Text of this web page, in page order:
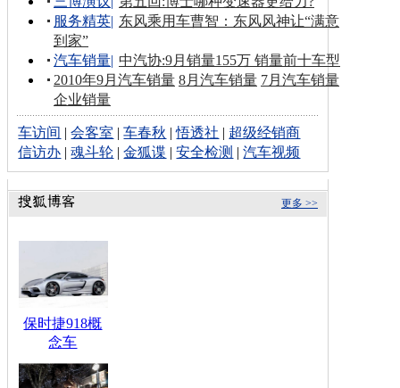
服务精英| 东风乘用车曹智：东风风神让“满意
到家”
汽车销量| 中汽协:9月销量155万 销量前十车型
2010年9月汽车销量 8月汽车销量 7月汽车销量
企业销量
车访间 |会客室 |车春秋 |悟透社 | 超级经销商
信访办 |魂斗轮 |金狐谍 |安全检测 |汽车视频
更多 >>
保时捷918概
念车